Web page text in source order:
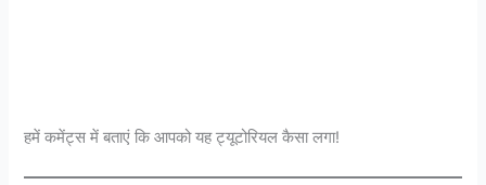
हमें कमेंट्स में बताएं कि आपको यह ट्यूटोरियल कैसा लगा!